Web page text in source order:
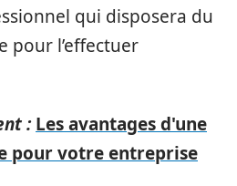
qui disposera du
pour l’effectuer
: Les avantages d'une
pour votre entreprise